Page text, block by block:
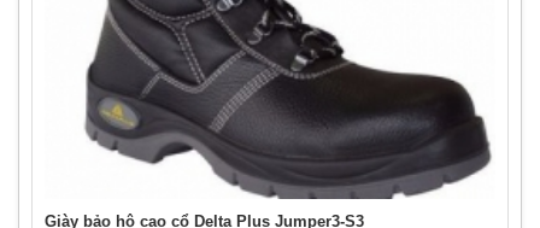
Giày bảo hộ cao cổ Delta Plus Jumper3-S3